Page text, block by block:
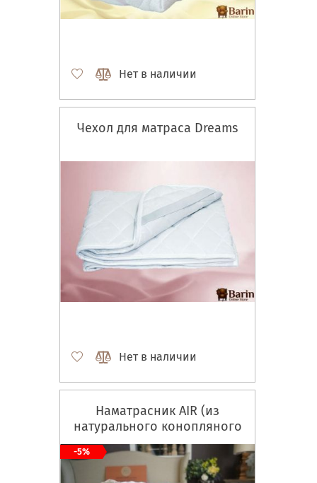
Нет в наличии
Чехол для матраса Dreams
Нет в наличии
Наматрасник AIR (из
натурального конопляного
волокна)
-5%